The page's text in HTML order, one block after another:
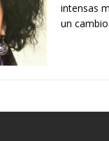
intensas
un